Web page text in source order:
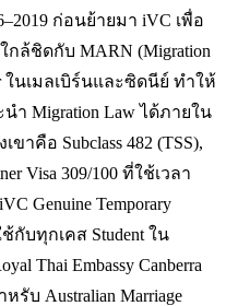
ก่อนย้ายมา iVC เพื่อ
กล้ชิดกับ MARN (Migration
ในเมลเบิร์นและซิดนีย์ ทำให้
ำ Migration Law ได้ภายใน
าคือ Subclass 482 (TSS),
Visa 309/100 ที่ใช้เวลา
Genuine Temporary
ช้กับทุกเคส Student ใน
Thai Embassy Canberra
รับ Australian Marriage